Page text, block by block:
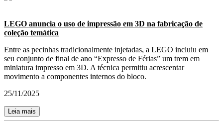
LEGO anuncia o uso de impressão em 3D na fabricação de
coleção temática
Entre as pecinhas tradicionalmente injetadas, a LEGO incluiu em
seu conjunto de final de ano “Expresso de Férias” um trem em
miniatura impresso em 3D. A técnica permitiu acrescentar
movimento a componentes internos do bloco.
25/11/2025
Leia mais